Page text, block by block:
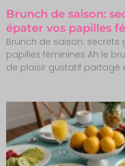
Brunch de saison:
épater vos papilles
Brunch de saison:
papilles féminines Ah le
de plaisir gustatif partagé